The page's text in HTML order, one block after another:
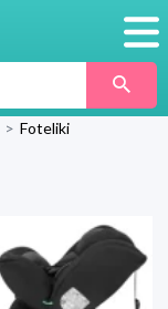
> Foteliki